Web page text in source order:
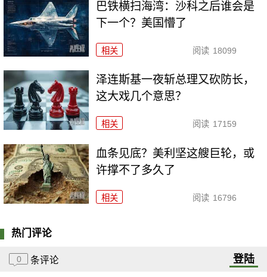
巴铁横扫海湾：沙科之后谁会是
下一个？美国懵了
相关 阅读 18099
泽连斯基一夜斩总理又砍防长，
这大戏几个意思？
相关 阅读 17159
血条见底？美利坚这艘巨轮，或
许撑不了多久了
相关 阅读 16796
热门评论
0 条评论 登陆